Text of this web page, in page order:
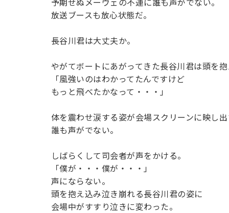
放送ブースも放心状態だ。
長谷川君は大丈夫か。
やがてボートにあがってきた長谷川君は頭を
「風強いのはわかってたんですけど
もっと飛べたかなって・・・」
体を震わせ涙する姿が会場スクリーンに映し
誰も声がでない。
しばらくして司会者が声をかける。
「僕が・・・僕が・・・」
声にならない。
頭を抱え込み泣き崩れる長谷川君の姿に
会場中がすすり泣きに変わった。